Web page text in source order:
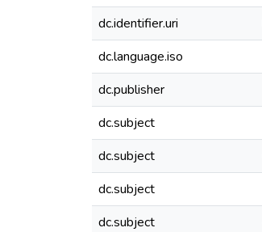
dc.identifier.uri
dc.language.iso
dc.publisher
dc.subject
dc.subject
dc.subject
dc.subject